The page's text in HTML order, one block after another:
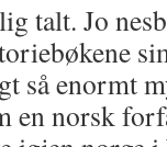
talt. Jo
så enormt
en norsk